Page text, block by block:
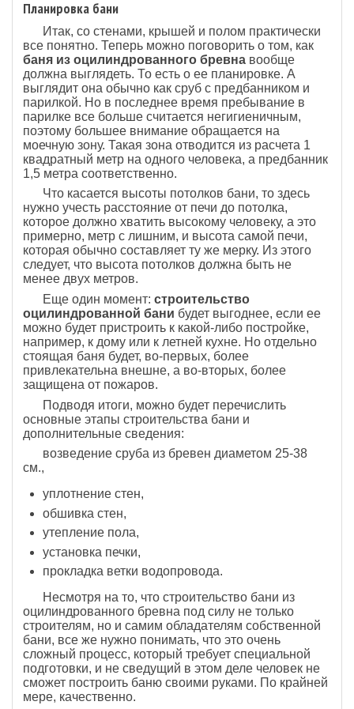
Планировка бани
Итак, со стенами, крышей и полом практически
все понятно. Теперь можно поговорить о том, как
баня из оцилиндрованного бревнавообще
должна выглядеть. То есть о ее планировке. А
выглядит она обычно как сруб с предбанником и
парилкой. Но в последнее время пребывание в
парилке все больше считается негигиеничным,
поэтому большее внимание обращается на
моечную зону. Такая зона отводится из расчета 1
квадратный метр на одного человека, а предбанник
1,5 метра соответственно.
Что касается высоты потолков бани, то здесь
нужно учесть расстояние от печи до потолка,
которое должно хватить высокому человеку, а это
примерно, метр с лишним, и высота самой печи,
которая обычно составляет ту же мерку. Из этого
следует, что высота потолков должна быть не
менее двух метров.
Еще один момент: строительство
оцилиндрованной бани будет выгоднее, если ее
можно будет пристроить к какой-либо постройке,
например, к дому или к летней кухне. Но отдельно
стоящая баня будет, во-первых, более
привлекательна внешне, а во-вторых, более
защищена от пожаров.
Подводя итоги, можно будет перечислить
основные этапы строительства бани и
дополнительные сведения:
возведение сруба из бревен диаметом 25-38
см.,
уплотнение стен,
обшивка стен,
утепление пола,
установка печки,
прокладка ветки водопровода.
Несмотря на то, что строительство бани из
оцилиндрованного бревна под силу не только
строителям, но и самим обладателям собственной
бани, все же нужно понимать, что это очень
сложный процесс, который требует специальной
подготовки, и не сведущий в этом деле человек не
сможет построить баню своими руками. По крайней
мере, качественно.